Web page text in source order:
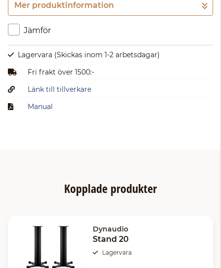
Gå till kassan
Mer produktinformation
Jämför
Lagervara (Skickas inom 1-2 arbetsdagar)
Fri frakt över 1500:-
Länk till tillverkare
Manual
Kopplade produkter
Dynaudio
Stand 20
Lagervara